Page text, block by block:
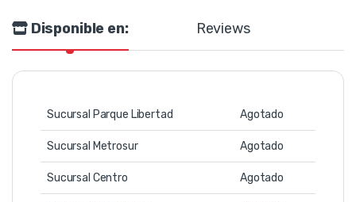
Disponible en: Reviews
Sucursal Parque Libertad Agotado
Sucursal Metrosur Agotado
Sucursal Centro Agotado